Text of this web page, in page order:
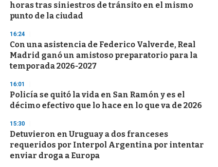
horas tras siniestros de tránsito en el mismo
punto de la ciudad
16:24
Con una asistencia de Federico Valverde, Real
Madrid ganó un amistoso preparatorio para la
temporada 2026-2027
16:01
Policía se quitó la vida en San Ramón y es el
décimo efectivo que lo hace en lo que va de 2026
15:30
Detuvieron en Uruguay a dos franceses
requeridos por Interpol Argentina por intentar
enviar droga a Europa